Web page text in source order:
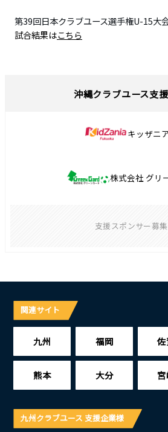
第39回日本クラブユース選手権U-15大
​試合結果はこちら
沖縄クラブユース支
キッザニ
株式会社 グリ
支援スポンサー募
関連サイト
九州 福岡
熊本 大分
九州クラブユース 支援企業様